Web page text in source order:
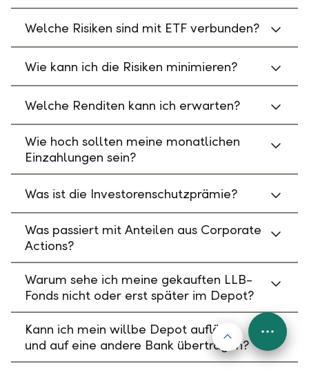
Welche Risiken sind mit ETF verbunden?
Wie kann ich die Risiken minimieren?
Welche Renditen kann ich erwarten?
Wie hoch sollten meine monatlichen
Einzahlungen sein?
Was ist die Investorenschutzprämie?
Was passiert mit Anteilen aus Corporate
Actions?
Warum sehe ich meine gekauften LLB-
Fonds nicht oder erst später im Depot?
Kann ich mein willbe Depot auflösen
und auf eine andere Bank übertragen?
Nach oben
FAB
Menu